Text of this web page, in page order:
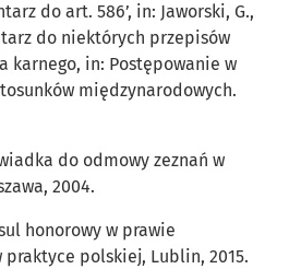
do art. 586’, in: Jaworski, G.,
do niektórych przepisów
karnego, in: Postępowanie w
międzynarodowych.
do odmowy zeznań w
2004.
honorowy w prawie
polskiej, Lublin, 2015.